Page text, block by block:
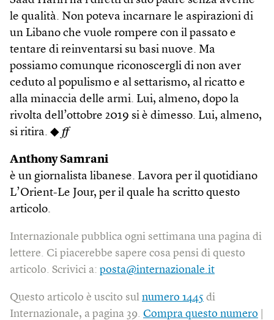
le qualità. Non poteva incarnare le aspirazioni di
un Libano che vuole rompere con il passato e
tentare di reinventarsi su basi nuove. Ma
possiamo comunque riconoscergli di non aver
ceduto al populismo e al settarismo, al ricatto e
alla minaccia delle armi. Lui, almeno, dopo la
rivolta dell’ottobre 2019 si è dimesso. Lui, almeno,
si ritira. ◆ ff
Anthony Samrani
è un giornalista libanese. Lavora per il quotidiano
L’Orient-Le Jour, per il quale ha scritto questo
articolo.
Internazionale pubblica ogni settimana una pagina di
lettere. Ci piacerebbe sapere cosa pensi di questo
articolo. Scrivici a: posta@internazionale.it
Questo articolo è uscito sul numero 1445 di
Internazionale, a pagina 39. Compra questo numero